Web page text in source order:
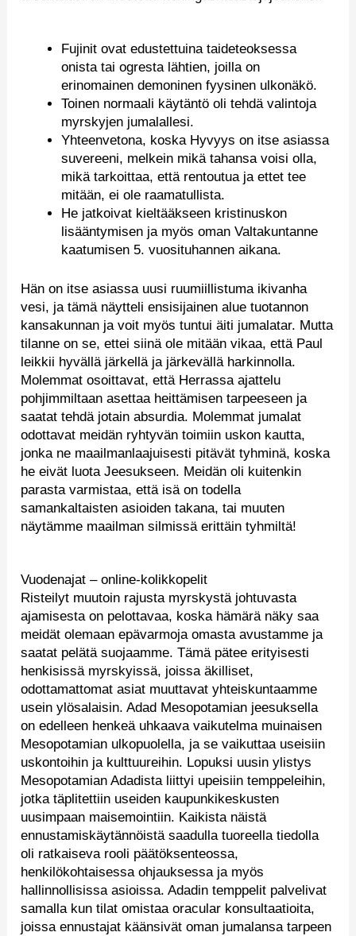
Fujinit ovat edustettuina taideteoksessa
onista tai ogresta lähtien, joilla on
erinomainen demoninen fyysinen ulkonäkö.
Toinen normaali käytäntö oli tehdä valintoja
myrskyjen jumalallesi.
Yhteenvetona, koska Hyvyys on itse asiassa
suvereeni, melkein mikä tahansa voisi olla,
mikä tarkoittaa, että rentoutua ja ettet tee
mitään, ei ole raamatullista.
He jatkoivat kieltääkseen kristinuskon
lisääntymisen ja myös oman Valtakuntanne
kaatumisen 5. vuosituhannen aikana.
Hän on itse asiassa uusi ruumiillistuma ikivanha
vesi, ja tämä näytteli ensisijainen alue tuotannon
kansakunnan ja voit myös tuntui äiti jumalatar. Mutta
tilanne on se, ettei siinä ole mitään vikaa, että Paul
leikkii hyvällä järkellä ja järkevällä harkinnolla.
Molemmat osoittavat, että Herrassa ajattelu
pohjimmiltaan asettaa heittämisen tarpeeseen ja
saatat tehdä jotain absurdia. Molemmat jumalat
odottavat meidän ryhtyvän toimiin uskon kautta,
jonka ne maailmanlaajuisesti pitävät tyhminä, koska
he eivät luota Jeesukseen. Meidän oli kuitenkin
parasta varmistaa, että isä on todella
samankaltaisten asioiden takana, tai muuten
näytämme maailman silmissä erittäin tyhmiltä!
Vuodenajat – online-kolikkopelit
Risteilyt muutoin rajusta myrskystä johtuvasta
ajamisesta on pelottavaa, koska hämärä näky saa
meidät olemaan epävarmoja omasta avustamme ja
saatat pelätä suojaamme. Tämä pätee erityisesti
henkisissä myrskyissä, joissa äkilliset,
odottamattomat asiat muuttavat yhteiskuntaamme
usein ylösalaisin. Adad Mesopotamian jeesuksella
on edelleen henkeä uhkaava vaikutelma muinaisen
Mesopotamian ulkopuolella, ja se vaikuttaa useisiin
uskontoihin ja kulttuureihin. Lopuksi uusin ylistys
Mesopotamian Adadista liittyi upeisiin temppeleihin,
jotka täplitettiin useiden kaupunkikeskusten
uusimpaan maisemointiin. Kaikista näistä
ennustamiskäytännöistä saadulla tuoreella tiedolla
oli ratkaiseva rooli päätöksenteossa,
henkilökohtaisessa ohjauksessa ja myös
hallinnollisissa asioissa. Adadin temppelit palvelivat
samalla kun tilat omistaa oracular konsultaatioita,
joissa ennustajat käänsivät oman jumalansa tarpeen